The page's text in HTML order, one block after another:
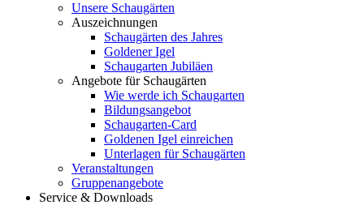
Unsere Schaugärten
Auszeichnungen
Schaugärten des Jahres
Goldener Igel
Schaugarten Jubiläen
Angebote für Schaugärten
Wie werde ich Schaugarten
Bildungsangebot
Schaugarten-Card
Goldenen Igel einreichen
Unterlagen für Schaugärten
Veranstaltungen
Gruppenangebote
Service & Downloads